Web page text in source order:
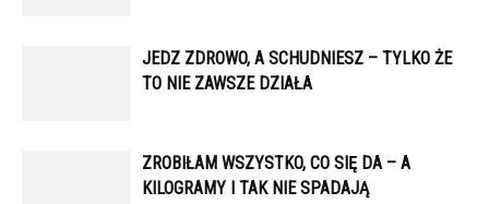
JEDZ ZDROWO, A SCHUDNIESZ – TYLKO ŻE
TO NIE ZAWSZE DZIAŁA
ZROBIŁAM WSZYSTKO, CO SIĘ DA – A
KILOGRAMY I TAK NIE SPADAJĄ